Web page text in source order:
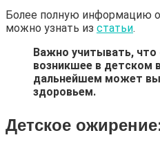
Более полную информацию
можно узнать из статьи.
Важно учитывать, что
возникшее в детском
дальнейшем может
здоровьем.
Детское